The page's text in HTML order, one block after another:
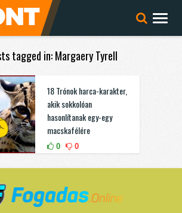
tagged in: Margaery Tyrell
18 Trónok harca-karakter,
akik sokkolóan
hasonlítanak egy-egy
macskafélére
0 0